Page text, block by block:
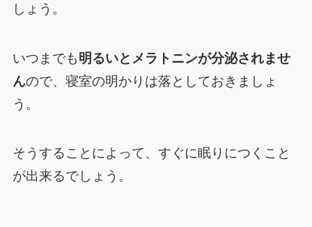
しょう。
いつまでも明るいとメラトニンが分泌されませ
んので、寝室の明かりは落としておきましょ
う。
そうすることによって、すぐに眠りにつくこと
が出来るでしょう。